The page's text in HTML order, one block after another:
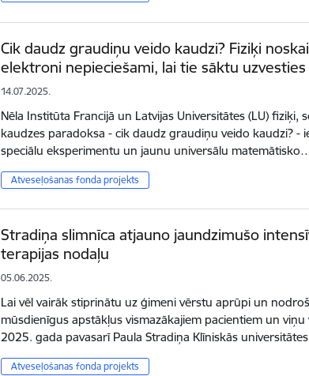
Cik daudz graudiņu veido kaudzi? Fiziķi
elektroni nepieciešami, lai tie sāktu
14.07.2025.
Nēla Institūta Francijā un Latvijas Universitātes (LU) fiziķi,
kaudzes paradoksa - cik daudz graudiņu veido kaudzi? -
speciālu eksperimentu un jaunu universālu
Atveseļošanas fonda projekts
Stradiņa slimnīca atjauno jaundzimušo
terapijas nodaļu
05.06.2025.
Lai vēl vairāk stiprinātu uz ģimeni vērstu aprūpi un
mūsdienīgus apstākļus vismazākajiem pacientiem un viņu
2025. gada pavasarī Paula Stradiņa Klīniskās
Atveseļošanas fonda projekts